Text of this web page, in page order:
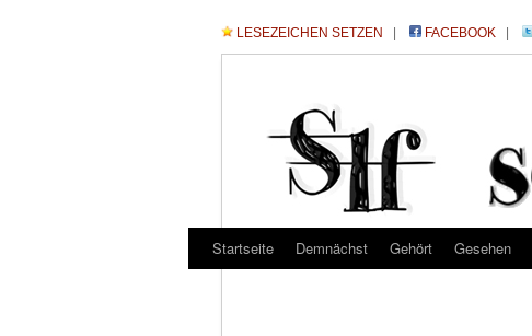
LESEZEICHEN SETZEN FACEBOOK
Startseite Demnächst Gehört Gesehen